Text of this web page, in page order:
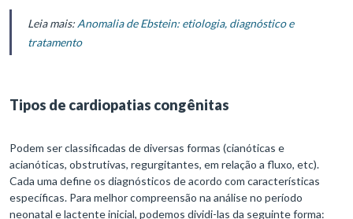
Leia mais: Anomalia de Ebstein: etiologia, diagnóstico e
tratamento
Tipos de cardiopatias congênitas
Podem ser classificadas de diversas formas (cianóticas e
acianóticas, obstrutivas, regurgitantes, em relação a fluxo, etc).
Cada uma define os diagnósticos de acordo com características
específicas. Para melhor compreensão na análise no período
neonatal e lactente inicial, podemos dividi-las da seguinte forma: